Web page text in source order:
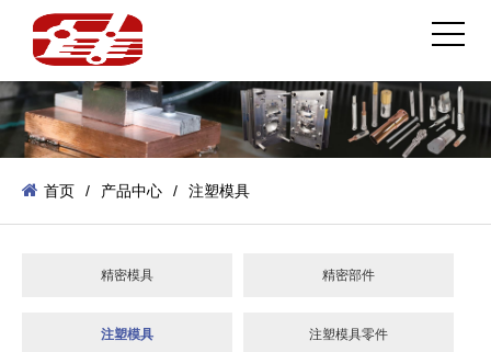
首页 / 产品中心 / 注塑模具
精密模具 精密部件
注塑模具 注塑模具零件